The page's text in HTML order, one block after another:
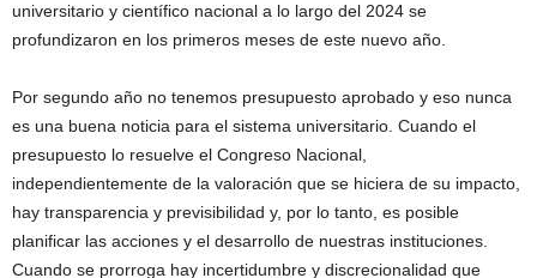
universitario y científico nacional a lo largo del 2024 se
profundizaron en los primeros meses de este nuevo año.
Por segundo año no tenemos presupuesto aprobado y eso nunca
es una buena noticia para el sistema universitario. Cuando el
presupuesto lo resuelve el Congreso Nacional,
independientemente de la valoración que se hiciera de su impacto,
hay transparencia y previsibilidad y, por lo tanto, es posible
planificar las acciones y el desarrollo de nuestras instituciones.
Cuando se prorroga hay incertidumbre y discrecionalidad que